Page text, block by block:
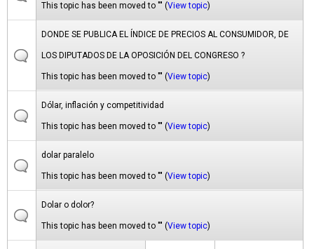
This topic has been moved to "" (View topic)
DONDE SE PUBLICA EL ÍNDICE DE PRECIOS AL CONSUMIDOR, DE
LOS DIPUTADOS DE LA OPOSICIÓN DEL CONGRESO ?
This topic has been moved to "" (View topic)
Dólar, inflación y competitividad
This topic has been moved to "" (View topic)
dolar paralelo
This topic has been moved to "" (View topic)
Dolar o dolor?
This topic has been moved to "" (View topic)